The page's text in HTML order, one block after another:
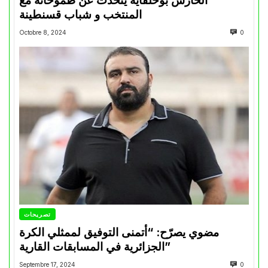
المنتخب و شباب قسنطينة
Octobre 8, 2024 0
تصريحات
مضوي يصرّح: “أتمنى التوفيق لممثلي الكرة
الجزائرية في المسابقات القارية”
Septembre 17, 2024 0